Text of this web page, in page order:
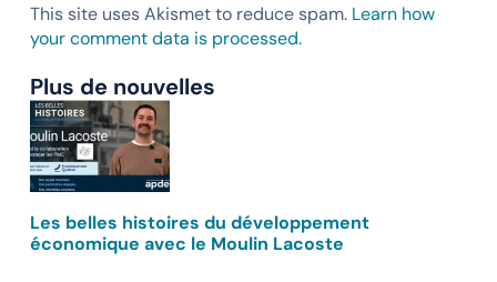
This site uses Akismet to reduce spam. Learn how
your comment data is processed.
Plus de nouvelles
Les belles histoires du développement
économique avec le Moulin Lacoste